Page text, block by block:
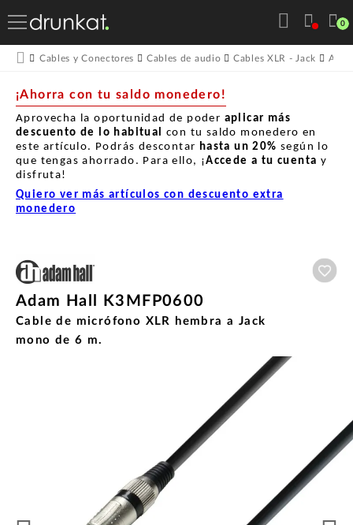
0
Cables y Conectores Cables de audio Cables XLR - Jack
¡Ahorra con tu saldo monedero!
Aprovecha la oportunidad de poder aplicar más
descuento de lo habitual con tu saldo monedero en
este artículo. Podrás descontar hasta un 20% según lo
que tengas ahorrado. Para ello, ¡Accede a tu cuenta y
disfruta!
Quiero ver más artículos con descuento extra
monedero
Adam Hall K3MFP0600
Cable de micrófono XLR hembra a Jack
mono de 6 m.